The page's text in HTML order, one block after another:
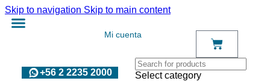
Skip to navigation Skip to main content
Mi cuenta
+56 2 2235 2000
Select category